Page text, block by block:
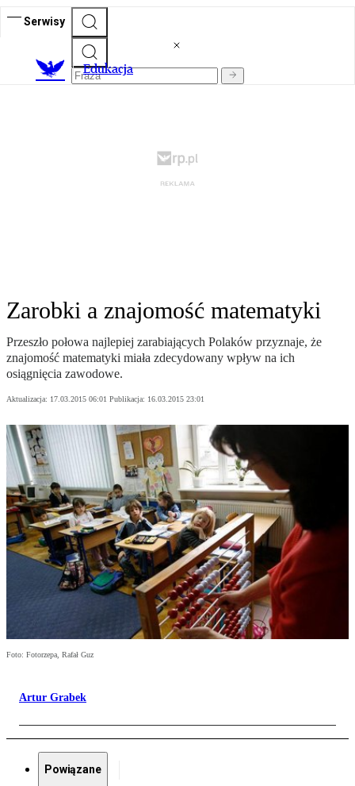
Serwisy
Edukacja
Zarobki a znajomość matematyki
Przeszło połowa najlepiej zarabiających Polaków przyznaje, że
znajomość matematyki miała zdecydowany wpływ na ich
osiągnięcia zawodowe.
Aktualizacja: 17.03.2015 06:01 Publikacja: 16.03.2015 23:01
Foto: Fotorzepa, Rafał Guz
Artur Grabek
Powiązane